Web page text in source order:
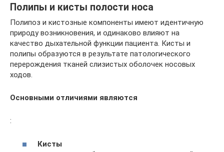
Полипы и кисты полости носа
Полипоз и кистозные компоненты имеют идентичную
природу возникновения, и одинаково влияют на
качество дыхательной функции пациента. Кисты и
полипы образуются в результате патологического
перерождения тканей слизистых оболочек носовых
ходов.
Основными отличиями являются
:
Кисты